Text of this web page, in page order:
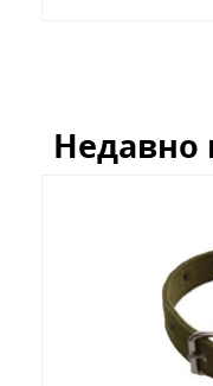
Недавно